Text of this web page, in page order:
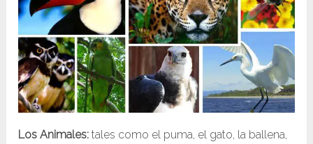
LosAnimales: tales como el puma, el gato, la ballena,